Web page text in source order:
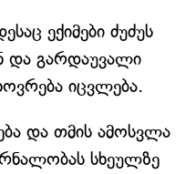
ექიმები ძუძუს
და გარდაუვალი
იცვლება.
და თმის ამოსვლა
სხეულზე